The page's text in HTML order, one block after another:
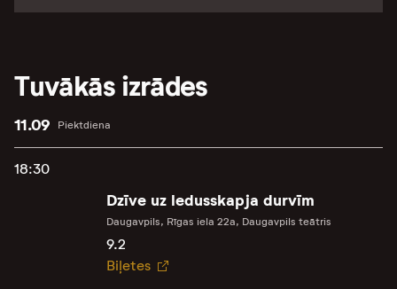
Tuvākās izrādes
Piektdiena
11.09
18:30
Dzīve uz ledusskapja durvīm
Daugavpils, Rīgas iela 22a, Daugavpils teātris
9.2
Biļetes